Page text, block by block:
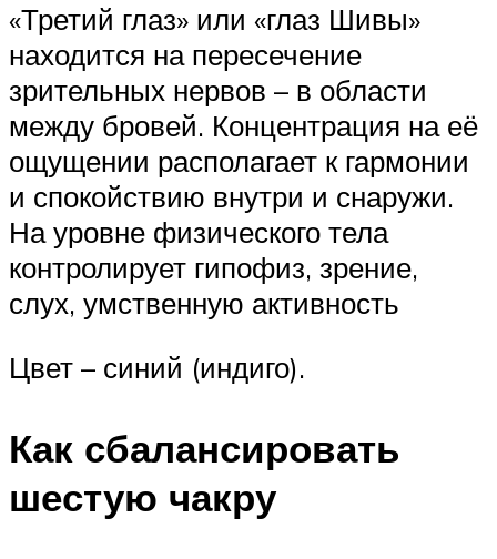
«Третий глаз» или «глаз Шивы»
находится на пересечение
зрительных нервов – в области
между бровей. Концентрация на её
ощущении располагает к гармонии
и спокойствию внутри и снаружи.
На уровне физического тела
контролирует гипофиз, зрение,
слух, умственную активность
Цвет – синий (индиго).
Как сбалансировать
шестую чакру